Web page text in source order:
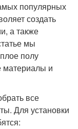
популярных
создать
а также
мы
полу
материалы и
все
Для установки